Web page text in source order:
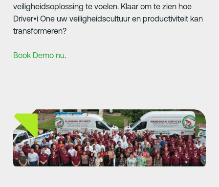
veiligheidsoplossing te voelen. Klaar om te zien hoe
Driver•i One uw veiligheidscultuur en productiviteit kan
transformeren?
Book Demo nu.